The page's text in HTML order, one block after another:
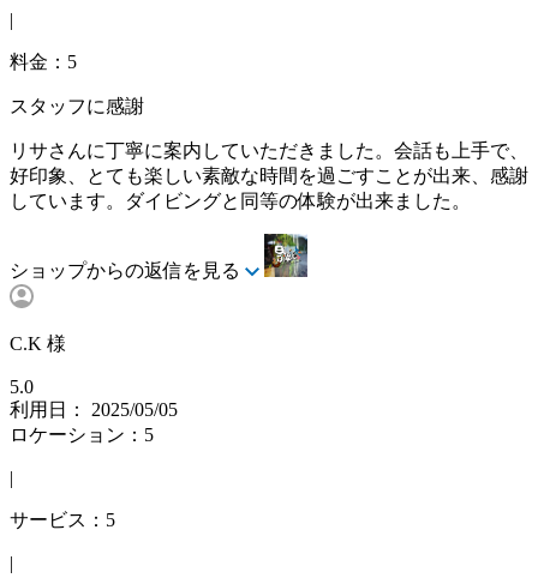
|
料金：5
スタッフに感謝
リサさんに丁寧に案内していただきました。会話も上手で、
好印象、とても楽しい素敵な時間を過ごすことが出来、感謝
しています。ダイビングと同等の体験が出来ました。
ショップからの返信を見る
C.K 様
5.0
利用日： 2025/05/05
ロケーション：5
|
サービス：5
|